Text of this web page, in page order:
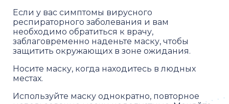
Если у вас симптомы вирусного
респираторного заболевания и вам
необходимо обратиться к врачу,
заблаговременно наденьте маску, чтобы
защитить окружающих в зоне ожидания.
Носите маску, когда находитесь в людных
местах.
Используйте маску однократно, повторное